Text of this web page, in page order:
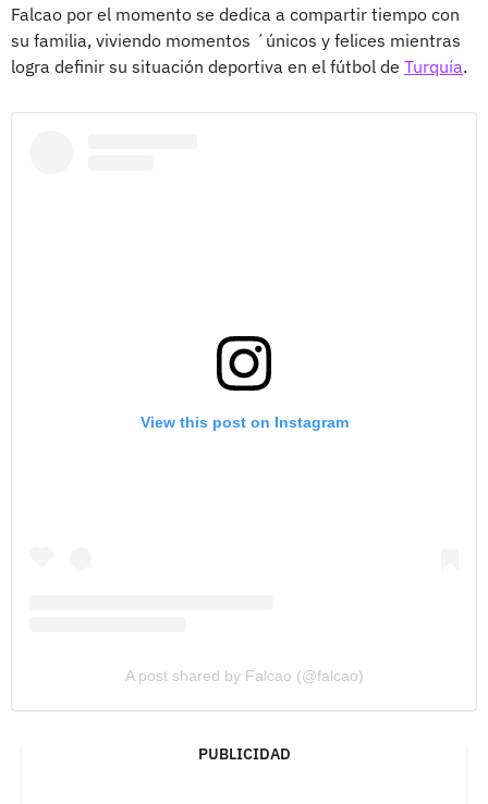
Falcao por el momento se dedica a compartir tiempo con
su familia, viviendo momentos ´únicos y felices mientras
logra definir su situación deportiva en el fútbol de Turquía.
View this post on Instagram
A post shared by Falcao (@falcao)
PUBLICIDAD